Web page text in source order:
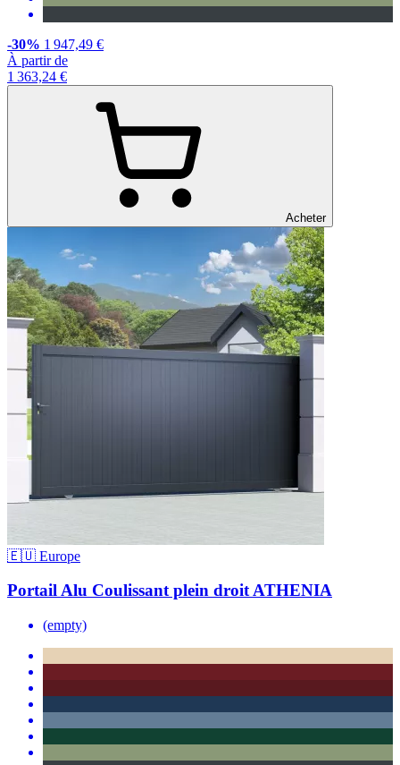
-30% 1 947,49 €
À partir de
1 363,24 €
Acheter
🇪🇺 Europe
Portail Alu Coulissant plein droit ATHENIA
(empty)